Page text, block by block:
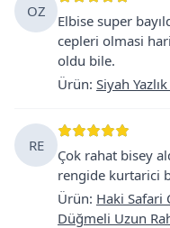
OZ
Elbise super
cepleri olmasi
oldu bile.
Ürün: Siyah
RE
Çok rahat bisey
rengide kurtarici
Ürün: Haki Safari
Düğmeli Uzun